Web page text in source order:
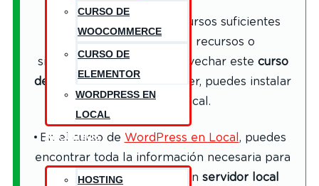
CURSO DE
WOOCOMMERCE
CURSO DE
ELEMENTOR
WORDPRESS EN
LOCAL
RECURSOS
HOSTING
Si no cuentas con los recursos suficientes
para invertir en estos recursos o
simplemente quieres aprovechar este curso
de WordPresspara aprender, puedes instalar
un servidor local.
En el curso de WordPress en Local , puedes
encontrar toda la información necesaria para
aprender a trabajar con un servidor local